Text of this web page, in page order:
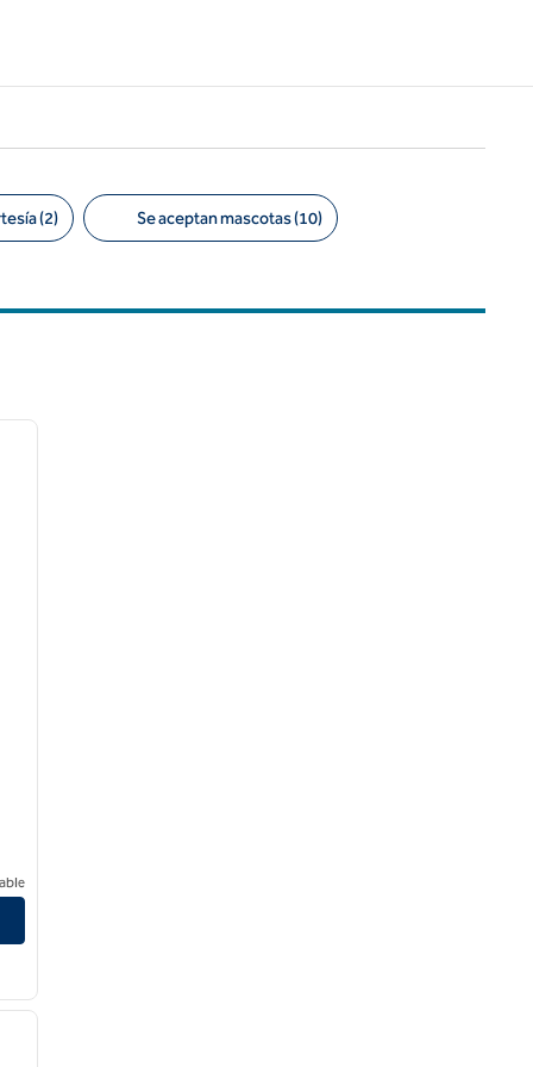
(2) Se aceptan mascotas (10)
siguiente imagen
siguiente imagen